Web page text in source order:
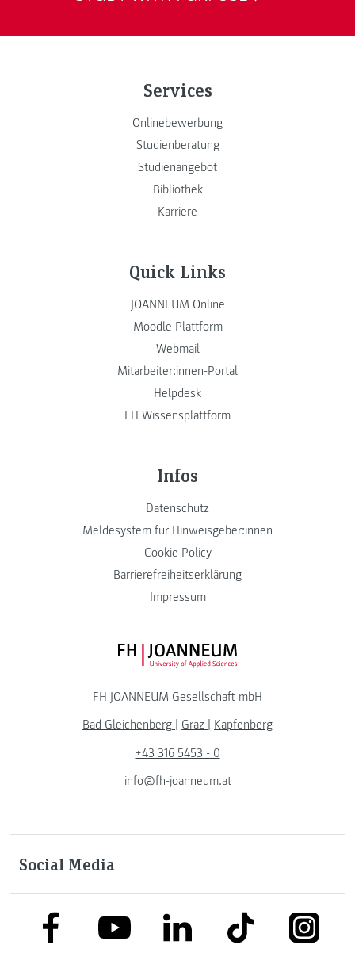
Services
Onlinebewerbung
Studienberatung
Studienangebot
Bibliothek
Karriere
Quick Links
JOANNEUM Online
Moodle Plattform
Webmail
Mitarbeiter:innen-Portal
Helpdesk
FH Wissensplattform
Infos
Datenschutz
Meldesystem für Hinweisgeber:innen
Cookie Policy
Barrierefreiheitserklärung
Impressum
FH JOANNEUM Logo
FH JOANNEUM Gesellschaft mbH
Bad Gleichenberg
Graz
Kapfenberg
+43 316 5453 - 0
info@fh-joanneum.at
Social Media
link to facebooklink to youtubelink to linkedinlink to tiktok